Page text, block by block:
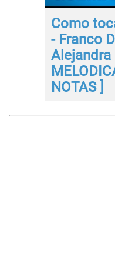
Como
- Franco
Alejandra
NOTAS ]